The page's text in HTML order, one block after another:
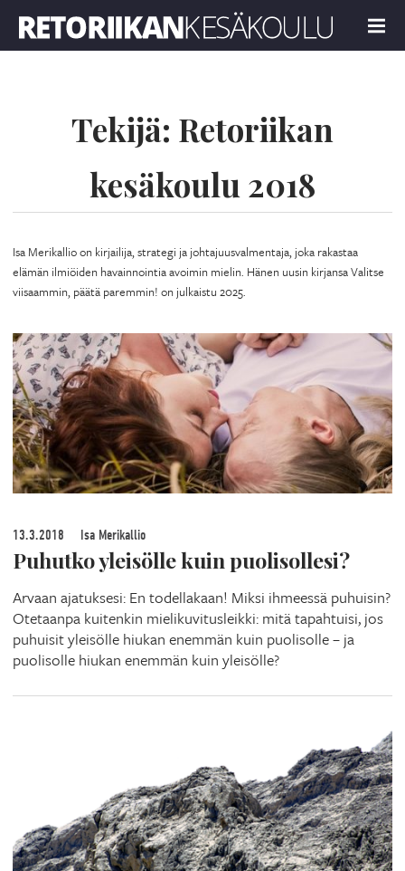
MENU
Tekijä: Retoriikan
kesäkoulu 2018
Isa Merikallio on kirjailija, strategi ja johtajuusvalmentaja, joka rakastaa
elämän ilmiöiden havainnointia avoimin mielin. Hänen uusin kirjansa Valitse
viisaammin, päätä paremmin! on julkaistu 2025.
13.3.2018 Isa Merikallio
Puhutko yleisölle kuin puolisollesi?
Arvaan ajatuksesi: En todellakaan! Miksi ihmeessä puhuisin?
Otetaanpa kuitenkin mielikuvitusleikki: mitä tapahtuisi, jos
puhuisit yleisölle hiukan enemmän kuin puolisolle – ja
puolisolle hiukan enemmän kuin yleisölle?